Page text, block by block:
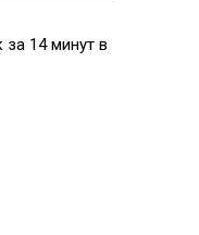
за 14 минут в